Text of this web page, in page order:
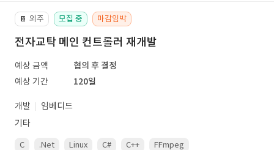
📔 외주 모집 중 마감임박
전자교탁 메인 컨트롤러 재개발
예상 금액
협의 후 결정
예상 기간
120일
개발
임베디드
기타
C .Net Linux C# C++ FFmpeg